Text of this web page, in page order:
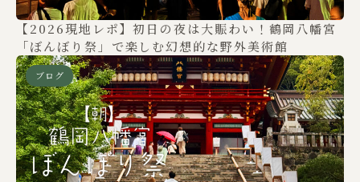
【2026現地レポ】初日の夜は大賑わい！鶴岡八幡宮
「ぼんぼり祭」で楽しむ幻想的な野外美術館
ブログ